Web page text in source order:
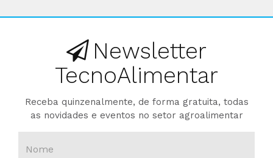
Newsletter
TecnoAlimentar
Receba quinzenalmente, de forma gratuita, todas
as novidades e eventos no setor agroalimentar